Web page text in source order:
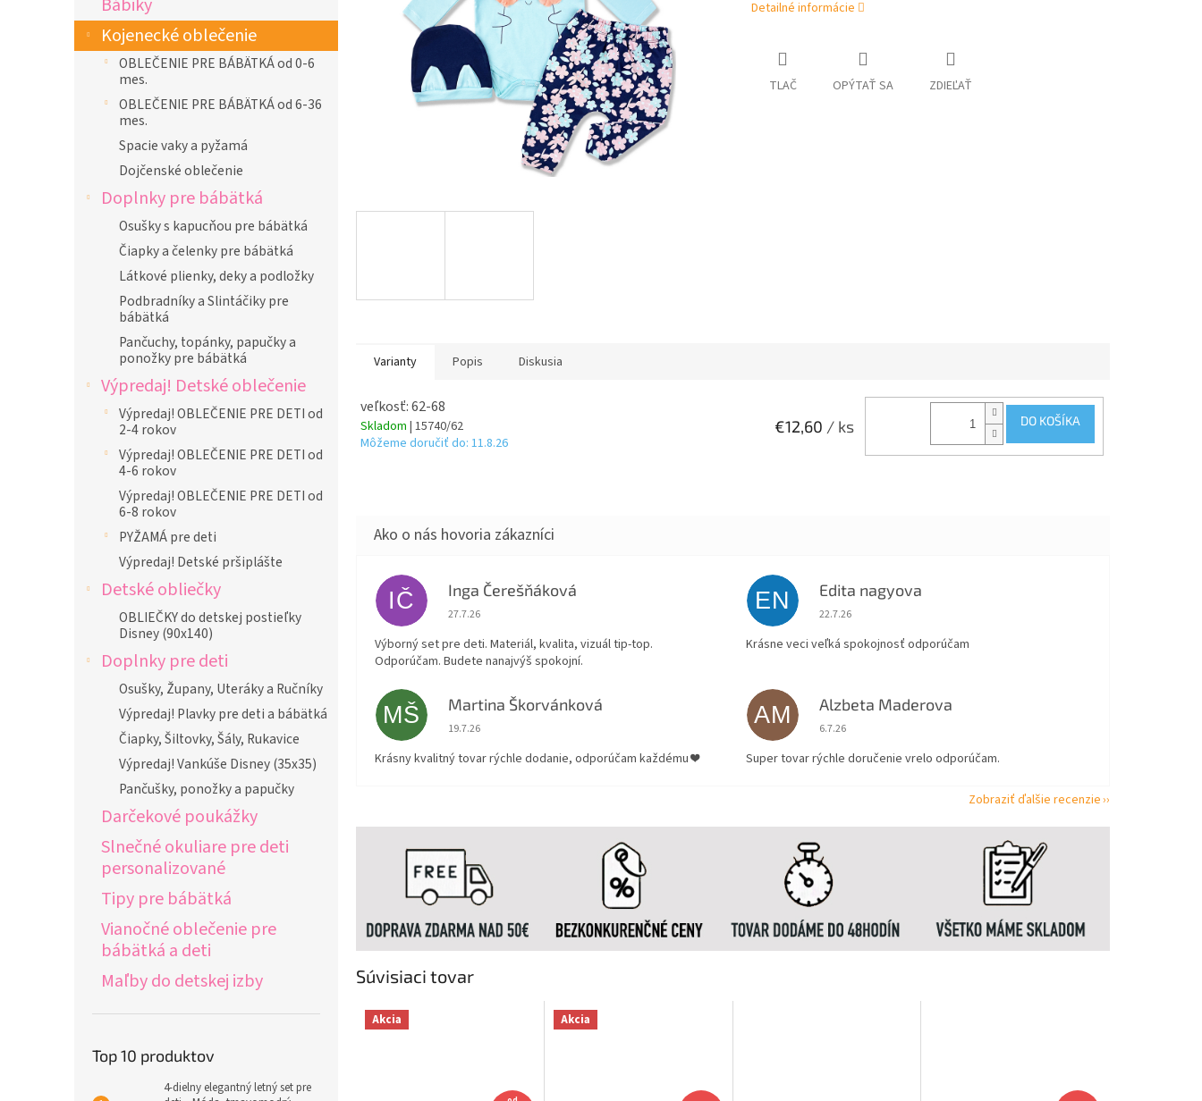
Kojenecké oblečenie
OBLEČENIE PRE BÁBÄTKÁ od 0-6
mes.
OBLEČENIE PRE BÁBÄTKÁ od 6-36
mes.
Spacie vaky a pyžamá
Dojčenské oblečenie
Doplnky pre bábätká
Osušky s kapucňou pre bábätká
Čiapky a čelenky pre bábätká
Látkové plienky, deky a podložky
Podbradníky a Slintáčiky pre
bábätká
Pančuchy, topánky, papučky a
ponožky pre bábätká
Výpredaj! Detské oblečenie
Výpredaj! OBLEČENIE PRE DETI od
2-4 rokov
Výpredaj! OBLEČENIE PRE DETI od
4-6 rokov
Výpredaj! OBLEČENIE PRE DETI od
6-8 rokov
PYŽAMÁ pre deti
Výpredaj! Detské pršiplášte
Detské obliečky
OBLIEČKY do detskej postieľky
Disney (90x140)
Doplnky pre deti
Osušky, Župany, Uteráky a Ručníky
Výpredaj! Plavky pre deti a bábätká
Čiapky, Šiltovky, Šály, Rukavice
Výpredaj! Vankúše Disney (35x35)
Pančušky, ponožky a papučky
Darčekové poukážky
Slnečné okuliare pre deti
personalizované
Tipy pre bábätká
Vianočné oblečenie pre
bábätká a deti
Maľby do detskej izby
Top 10 produktov
4-dielny elegantný letný set pre
Detailné informácie
TLAČ OPÝTAŤ SA ZDIEĽAŤ
Súvisiaci tovar
Akcia Akcia
Varianty Popis Diskusia
veľkosť: 62-68
Skladom | 15740/62
Môžeme doručiť do: 11.8.26
€12,60 / ks DO KOŠÍKA
IČ Inga Čerešňáková
Hodnotenie obchodu je 5 z 5 hviezdičiek.
27.7.26
Výborný set pre deti. Materiál, kvalita, vizuál tip-top.
Odporúčam. Budete nanajvýš spokojní.
EN Edita nagyova
Hodnotenie obchodu je 5 z 5 hviezdičiek.
22.7.26
Krásne veci veľká spokojnosť odporúčam
MŠ Martina Škorvánková
Hodnotenie obchodu je 5 z 5 hviezdičiek.
19.7.26
Krásny kvalitný tovar rýchle dodanie, odporúčam každému ❤️
AM Alzbeta Maderova
Hodnotenie obchodu je 5 z 5 hviezdičiek.
6.7.26
Super tovar rýchle doručenie vrelo odporúčam.
Zobraziť ďalšie recenzie